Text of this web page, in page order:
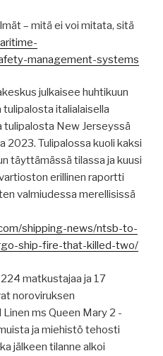
– mitä ei voi mitata, sitä
management-systems
julkaisee huhtikuun
italialaisella
New Jerseyssä
2023. Tulipalossa kuoli kaksi
täyttämässä tilassa ja kuusi
erillinen raportti
valmiudessa merellisissä
shipping-news/ntsb-to-
ship-fire-that-killed-two/
matkustajaa ja 17
noroviruksen
ms Queen Mary 2 -
ja miehistö tehosti
jälkeen tilanne alkoi